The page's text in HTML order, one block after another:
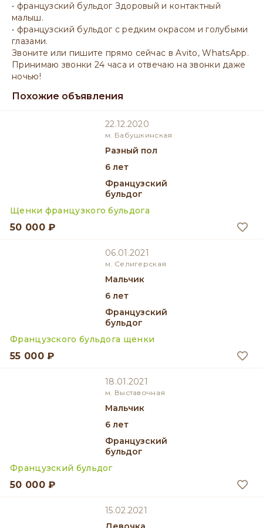
• французский бульдог Здоровый и контактный
малыш.
• французский бульдог с редким окрасом и голубыми
глазами.
Звоните или пишите прямо сейчас в Avito, WhatsApp.
Принимаю звонки 24 часа и отвечаю на звонки даже
ночью!
Похожие объявления
22.12.2020
м. Бабушкинская
разный пол
6 лет
Французский
бульдог
Щенки французкого бульдога
50 000 ₽
06.01.2021
м. Селигерская
мальчик
6 лет
Французский
бульдог
Французского бульдога щенки
55 000 ₽
18.01.2021
м. Выставочная
мальчик
6 лет
Французский
бульдог
Французский бульдог
50 000 ₽
15.02.2021